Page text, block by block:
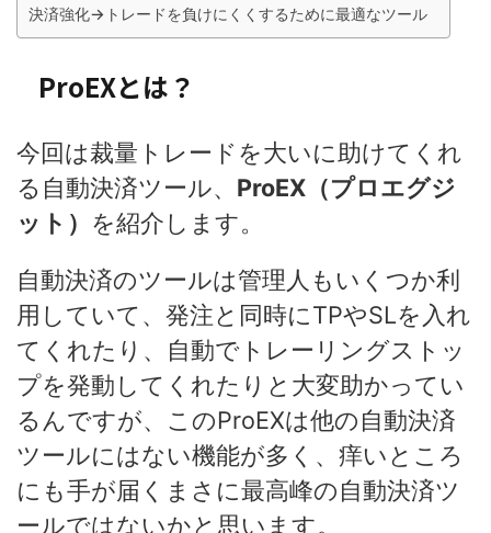
決済強化→トレードを負けにくくするために最適なツール
ProEXとは？
今回は裁量トレードを大いに助けてくれ
る自動決済ツール、 ProEX（プロエグジ
ット） を紹介します。
自動決済のツールは管理人もいくつか利
用していて、発注と同時にTPやSLを入れ
てくれたり、自動でトレーリングストッ
プを発動してくれたりと大変助かってい
るんですが、このProEXは他の自動決済
ツールにはない機能が多く、痒いところ
にも手が届くまさに最高峰の自動決済ツ
ールではないかと思います。